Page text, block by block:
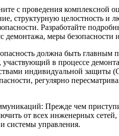
с проведения комплексной
структурную целостность и
Разработайте
демонтажа, меры безопасности
должна быть главным
участвующий в процессе
индивидуальной защиты
регулярно
Прежде чем
от всех инженерных
системы управления.